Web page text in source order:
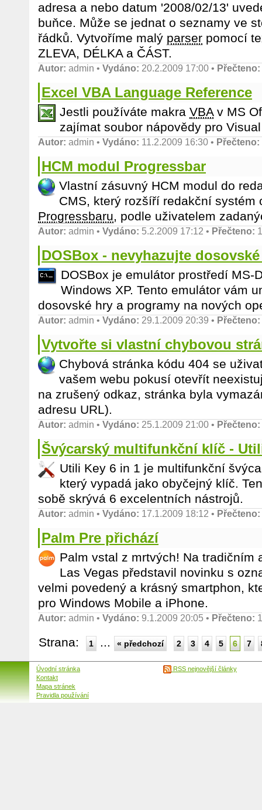
adresa a nebo datum '2008/02/13'
buňce. Může se jednat o seznamy ve
řádků. Vytvoříme malý parser pomocí
ZLEVA, DÉLKA a ČÁST.
Autor: admin • Vydáno: 20.2.2009 17:00 • Přečteno:
Excel VBA Language Reference
Jestli používáte makra VBAv MS
zajímat soubor nápovědy pro
Autor: admin • Vydáno: 11.2.2009 16:30 • Přečteno:
HCM modul Progressbar
Vlastní zásuvný HCM modul do
CMS, který rozšíří redakční systém
Progressbaru, podle uživatelem
Autor: admin • Vydáno: 5.2.2009 17:12 • Přečteno:
DOSBox - nevyhazujte
DOSBox je emulátor prostředí MS-
Windows XP. Tento emulátor vám
dosovské hry a programy na nových
Autor: admin • Vydáno: 29.1.2009 20:39 • Přečteno:
Vytvořte si vlastní chybovou
Chybová stránka kódu 404 se
vašem webu pokusí otevřít
na zrušený odkaz, stránka byla
adresu URL).
Autor: admin • Vydáno: 25.1.2009 21:00 • Přečteno:
Švýcarský multifunkční klíč -
Utili Key 6 in 1 je multifunkční
který vypadá jako obyčejný klíč.
sobě skrývá 6 excelentních nástrojů.
Autor: admin • Vydáno: 17.1.2009 18:12 • Přečteno:
Palm Pre přichází
Palm vstal z mrtvých! Na tradičním
Las Vegas představil novinku s
velmi povedený a krásný smartphon,
pro Windows Mobile a iPhone.
Autor: admin • Vydáno: 9.1.2009 20:05 • Přečteno:
Strana: 1 ... « předchozí 2 3 4 5 6 7
Úvodní stránka
Kontakt
Mapa stránek
Pravidla používání
RSS nejnovější články